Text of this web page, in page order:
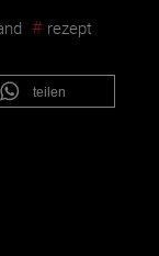
# rezept
teilen